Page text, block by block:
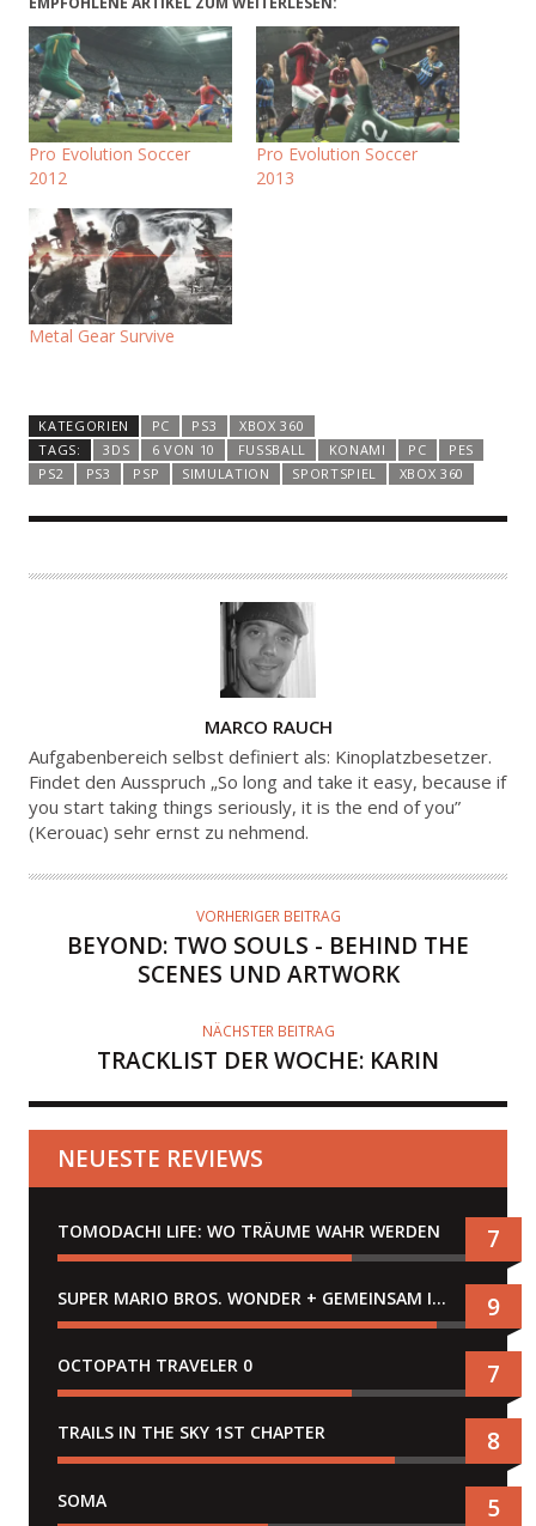
Pro Evolution Soccer
2012
Pro Evolution Soccer
2013
Metal Gear Survive
KATEGORIEN PC PS3
XBOX 360
TAGS:
3DS 6 VON 10 FUSSBALL KONAMI PC
PES
PS2
PS3 PSP SIMULATION SPORTSPIEL XBOX 360
U
T
O
R
MARCO RAUCH
Aufgabenbereich selbst definiert als: Kinoplatzbesetzer.
Findet den Ausspruch „So long and take it easy, because if
you start taking things seriously, it is the end of you”
(Kerouac) sehr ernst zu nehmend.
VORHERIGER BEITRAG
BEYOND: TWO SOULS - BEHIND THE
SCENES UND ARTWORK
NÄCHSTER BEITRAG
TRACKLIST DER WOCHE: KARIN
NEUESTE REVIEWS
TOMODACHI LIFE: WO TRÄUME WAHR WERDEN 7
SUPER MARIO BROS. WONDER + GEMEINSAM IM BELLABEL-PARK 9
OCTOPATH TRAVELER 0 7
TRAILS IN THE SKY 1ST CHAPTER 8
SOMA 5